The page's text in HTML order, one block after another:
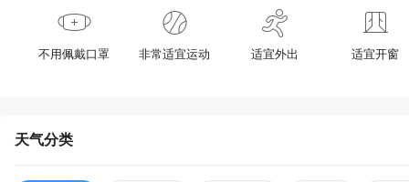
不用佩戴口罩 非常适宜运动 适宜外出 适宜开窗
天气分类